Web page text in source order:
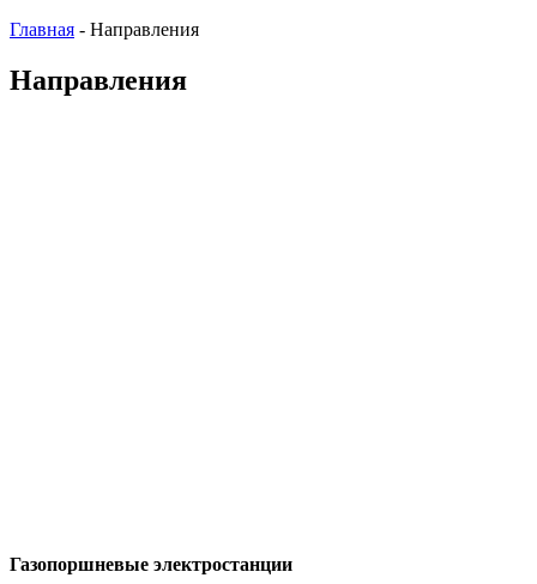
Главная - Направления
Направления
Газопоршневые электростанции